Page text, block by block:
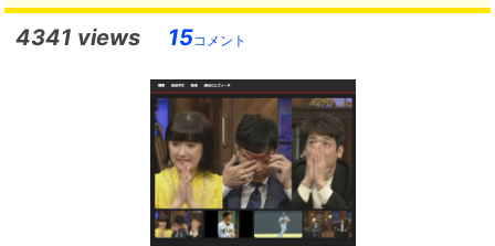
4341 views 15コメント